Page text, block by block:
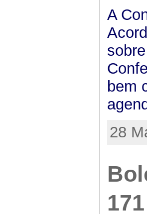
A
bem
28
171